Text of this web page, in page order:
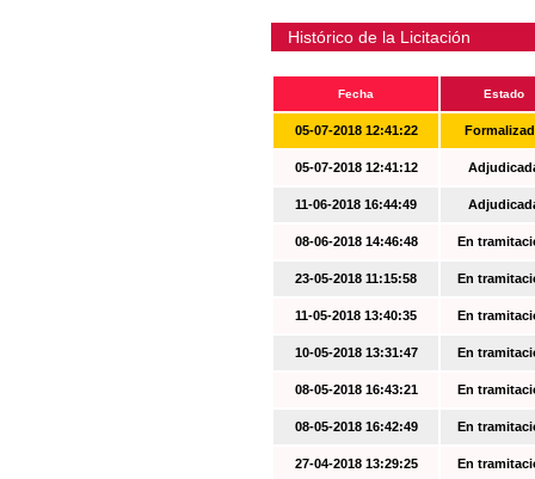
Histórico de la Licitación
Fecha Estado
05-07-2018 12:41:22
05-07-2018 12:41:12
11-06-2018 16:44:49
08-06-2018 14:46:48 En
23-05-2018 11:15:58 En
11-05-2018 13:40:35 En
10-05-2018 13:31:47 En
08-05-2018 16:43:21 En
08-05-2018 16:42:49 En
27-04-2018 13:29:25 En